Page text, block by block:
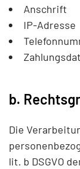
Anschrift
IP-Adresse
b.
Die
lit. b DSGVO